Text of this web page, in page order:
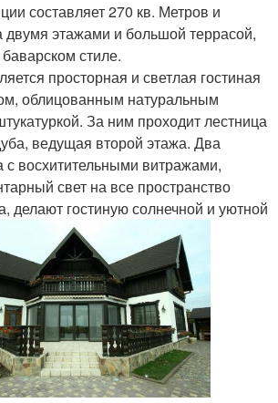
составляет 270 кв. Метров и
двумя этажами и большой террасой,
стиле.
просторная и светлая гостиная
облицованным натуральным
За ним проходит лестница
ведущая второй этажа. Два
с восхитительными витражами,
свет на все пространство
делают гостиную солнечной и уютной